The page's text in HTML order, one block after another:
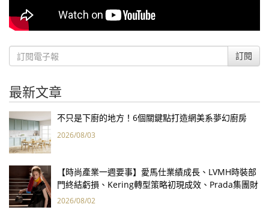
訂閱
最新文章
不只是下廚的地方！6個關鍵點打造網美系夢幻廚房
2026/08/03
【時尚產業一週要事】愛馬仕業績成長、LVMH時裝部
門終結虧損、Kering轉型策略初現成效、Prada集團財
報亮眼
2026/08/02